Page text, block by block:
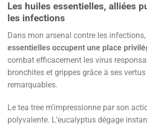
Les huiles essentielles, alliées
les infections
Dans mon arsenal contre les infections,
essentielles occupent une place
combat efficacement les virus
bronchites et grippes grâce à ses
remarquables.
Le tea tree m’impressionne par son
polyvalente. L’eucalyptus dégage